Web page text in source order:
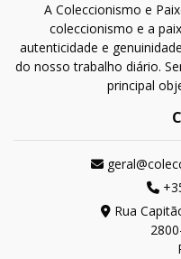
A Coleccionismo e
coleccionismo e a
autenticidade e
do nosso trabalho diário.
principal
Rua